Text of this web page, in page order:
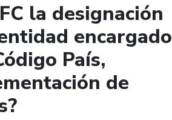
la designación
encargado
País,
de